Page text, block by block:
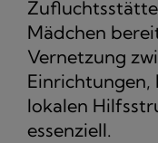
Mädchen
Vernetzung
Einrichtungen,
lokalen
essenziell.